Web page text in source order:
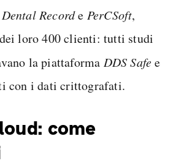
Recorde PerCSoft,
loro 400 clienti: tutti studi
la piattaforma DDS Safee
con i dati crittografati.
come